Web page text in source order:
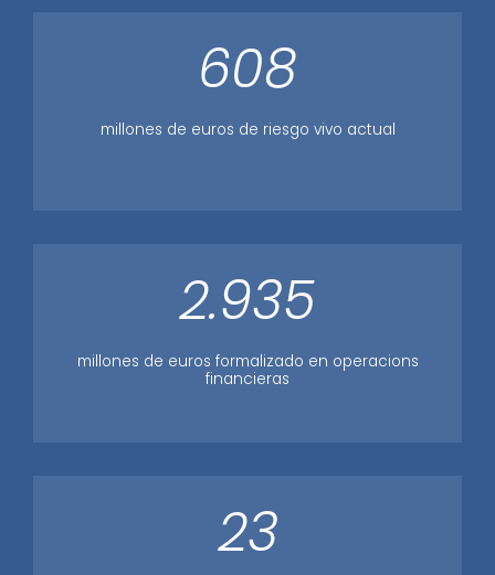
608
millones de euros de riesgo vivo actual
2.935
millones de euros formalizado en operacions
financieras
23